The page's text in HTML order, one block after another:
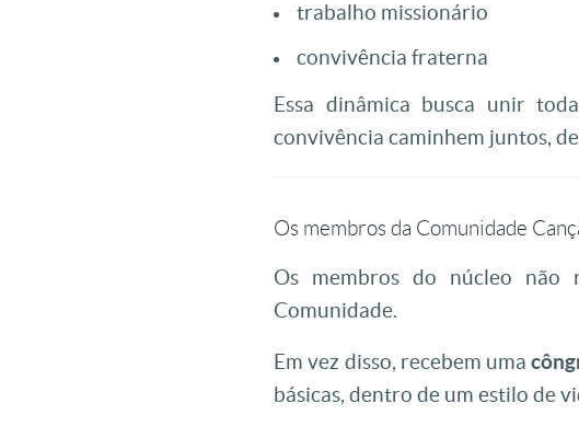
trabalho missionário
convivência fraterna
Essa dinâmica busca unir
convivência caminhem juntos,
Os membros da Comunidade
Os membros do núcleo não
Comunidade.
Em vez disso, recebem uma
básicas, dentro de um estilo de